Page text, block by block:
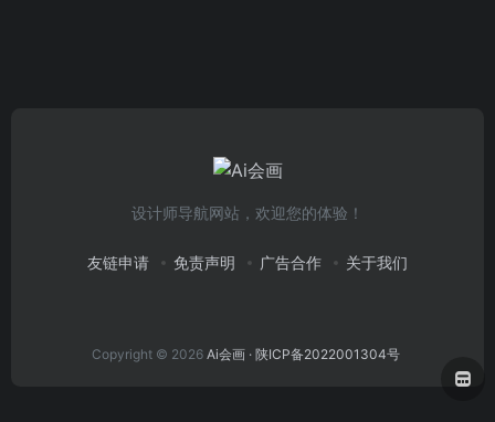
设计师导航网站，欢迎您的体验！
友链申请 免责声明 广告合作 关于我们
Copyright © 2026 Ai会画 · 陕ICP备2022001304号